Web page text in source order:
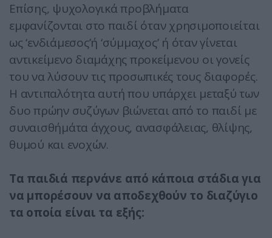
Επίσης, ψυχολογικά προβλήματα
εμφανίζονται στο παιδί όταν χρησιμοποιείται
ως ‘ενδιάμεσος’ή ‘σύμμαχος’ ή όταν γίνεται
αντικείμενο διαμάχης προκείμενου οι γονείς
του να λύσουν τις προσωπικές τους διαφορές.
Η αντιπαλότητα αυτή που υπάρχει μεταξύ των
δυο πρώην συζύγων βιώνεται από το παιδί με
συναισθήμάτα άγχους, ανασφάλειας, θλίψης,
θυμού και ενοχών.
Τα παιδιά περνάνε από κάποια στάδια για
να μπορέσουν να αποδεχθούν το διαζύγιο
τα οποία είναι τα εξής: